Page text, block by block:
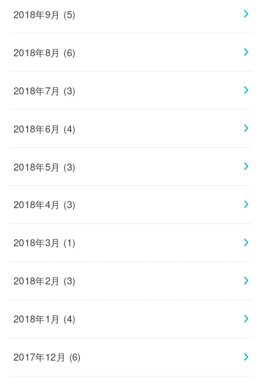
2018年9月 (5)
2018年8月 (6)
2018年7月 (3)
2018年6月 (4)
2018年5月 (3)
2018年4月 (3)
2018年3月 (1)
2018年2月 (3)
2018年1月 (4)
2017年12月 (6)